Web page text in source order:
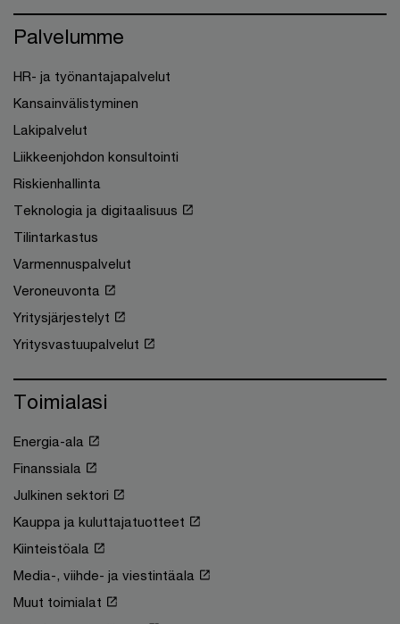
Palvelumme
HR- ja työnantajapalvelut
Kansainvälistyminen
Lakipalvelut
Liikkeenjohdon konsultointi
Riskienhallinta
Teknologia ja digitaalisuus
Tilintarkastus
Varmennuspalvelut
Veroneuvonta
Yritysjärjestelyt
Yritysvastuupalvelut
Toimialasi
Energia-ala
Finanssiala
Julkinen sektori
Kauppa ja kuluttajatuotteet
Kiinteistöala
Media-, viihde- ja viestintäala
Muut toimialat